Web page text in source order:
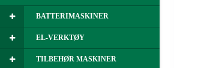
BATTERIMASKINER
EL-VERKTØY
TILBEHØR MASKINER